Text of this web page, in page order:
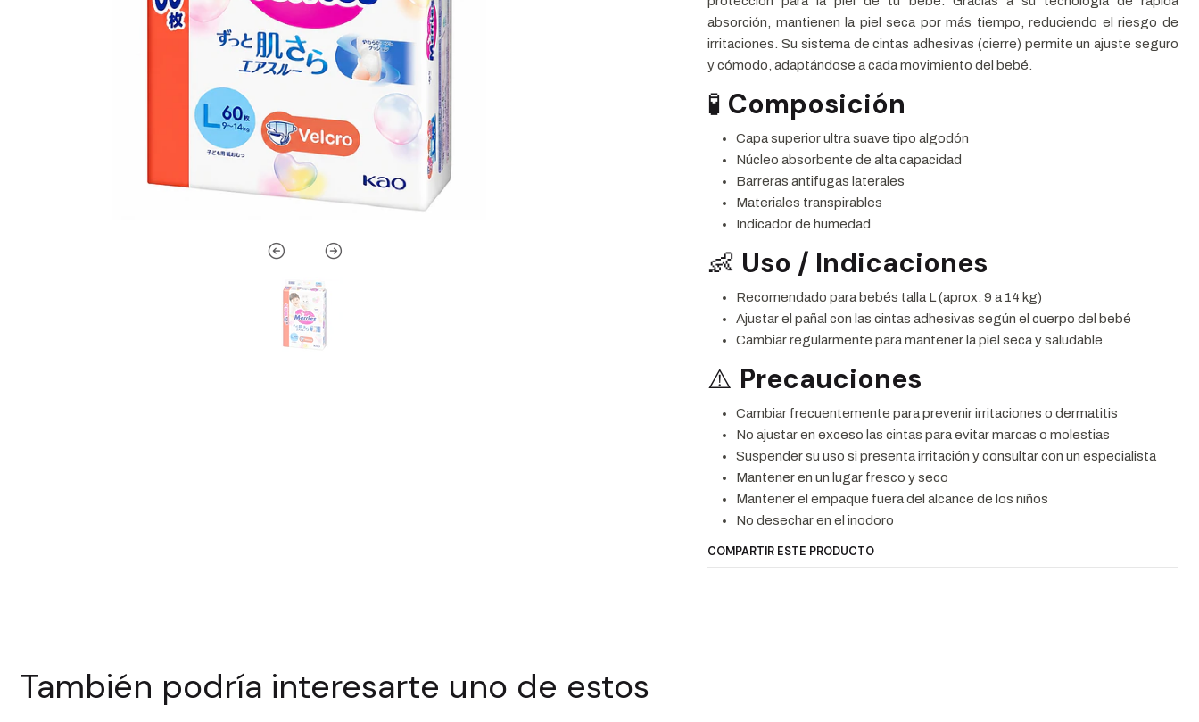
absorción, mantienen la piel seca por más tiempo, reduciendo el riesgo de
irritaciones. Su sistema de cintas adhesivas (cierre) permite un ajuste seguro
y cómodo, adaptándose a cada movimiento del bebé.
🧪 Composición
Capa superior ultra suave tipo algodón
Núcleo absorbente de alta capacidad
Barreras antifugas laterales
Materiales transpirables
Indicador de humedad
👶 Uso / Indicaciones
Recomendado para bebés talla L (aprox. 9 a 14 kg)
Ajustar el pañal con las cintas adhesivas según el cuerpo del bebé
Cambiar regularmente para mantener la piel seca y saludable
⚠️ Precauciones
Cambiar frecuentemente para prevenir irritaciones o dermatitis
No ajustar en exceso las cintas para evitar marcas o molestias
Suspender su uso si presenta irritación y consultar con un especialista
Mantener en un lugar fresco y seco
Mantener el empaque fuera del alcance de los niños
No desechar en el inodoro
COMPARTIR ESTE PRODUCTO
También podría interesarte uno de estos